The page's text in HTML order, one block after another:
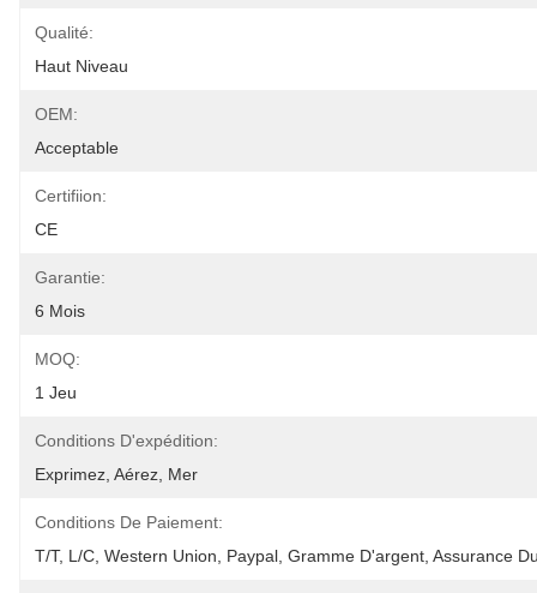
Qualité:
Haut Niveau
OEM:
Acceptable
Certifiion:
CE
Garantie:
6 Mois
MOQ:
1 Jeu
Conditions D'expédition:
Exprimez, Aérez, Mer
Conditions De Paiement:
T/T, L/C, Western Union, Paypal, Gramme D'argent, Assurance